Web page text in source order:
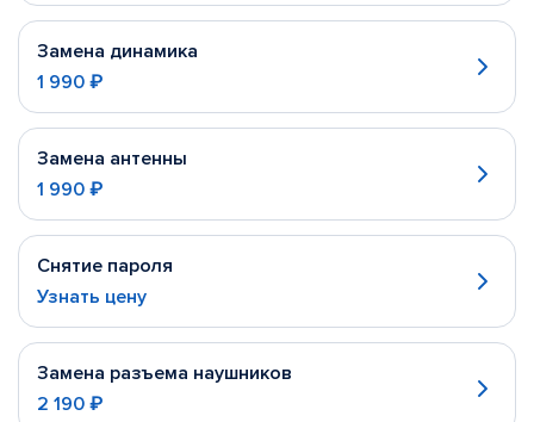
Замена динамика
1 990 ₽
Замена антенны
1 990 ₽
Снятие пароля
Узнать цену
Замена разъема наушников
2 190 ₽